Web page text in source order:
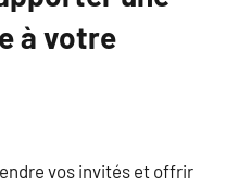
à votre
vos invités et offrir